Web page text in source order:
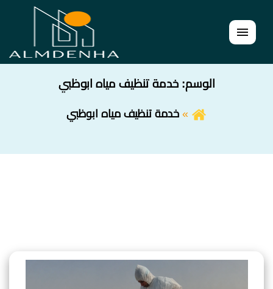
القائمة
الوسم:خدمة تنظيف مياه ابوظبي
خدمة تنظيف مياه ابوظبي